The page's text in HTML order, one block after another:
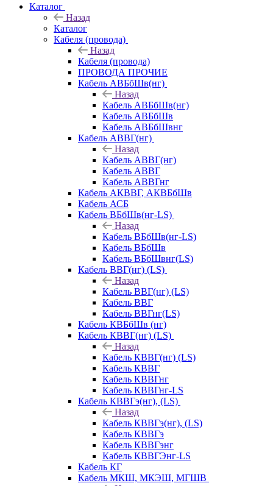
Каталог
Назад
Каталог
Кабеля (провода)
Назад
Кабеля (провода)
ПРОВОДА ПРОЧИЕ
Кабель АВБбШв(нг)
Назад
Кабель АВБбШв(нг)
Кабель АВБбШв
Кабель АВБбШвнг
Кабель АВВГ(нг)
Назад
Кабель АВВГ(нг)
Кабель АВВГ
Кабель АВВГнг
Кабель АКВВГ, АКВБбШв
Кабель АСБ
Кабель ВБбШв(нг-LS)
Назад
Кабель ВБбШв(нг-LS)
Кабель ВБбШв
Кабель ВБбШвнг(LS)
Кабель ВВГ(нг) (LS)
Назад
Кабель ВВГ(нг) (LS)
Кабель ВВГ
Кабель ВВГнг(LS)
Кабель КВБбШв (нг)
Кабель КВВГ(нг) (LS)
Назад
Кабель КВВГ(нг) (LS)
Кабель КВВГ
Кабель КВВГнг
Кабель КВВГнг-LS
Кабель КВВГэ(нг), (LS)
Назад
Кабель КВВГэ(нг), (LS)
Кабель КВВГэ
Кабель КВВГэнг
Кабель КВВГЭнг-LS
Кабель КГ
Кабель МКШ, МКЭШ, МГШВ